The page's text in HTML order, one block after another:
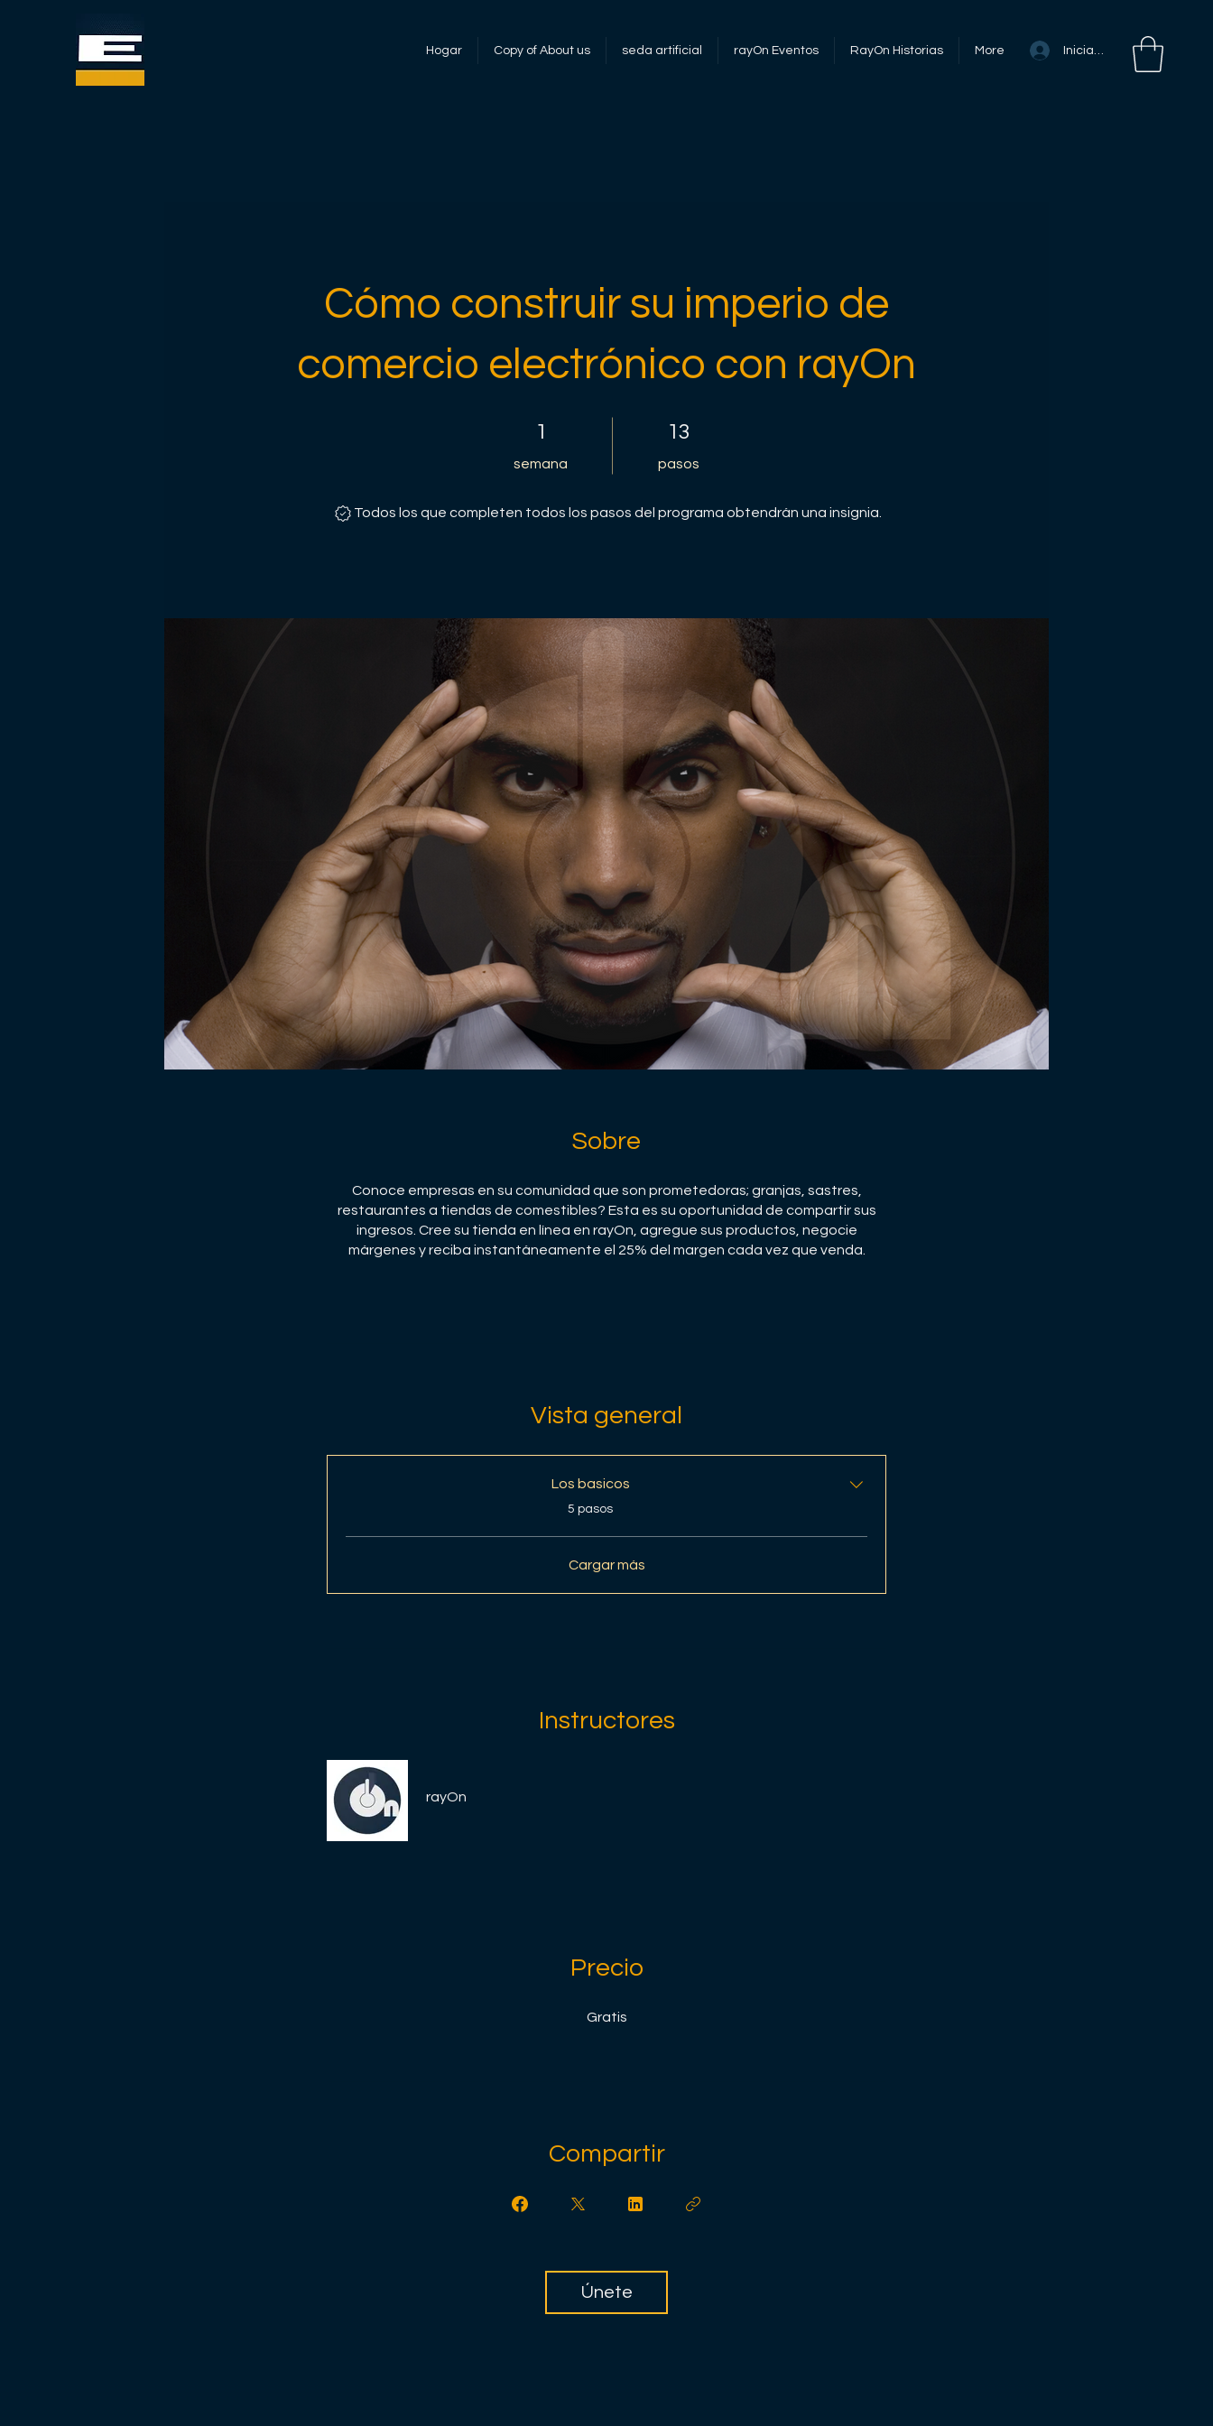
Iniciar sesión
Hogar Copy of About us seda artificial rayOn Eventos RayOn Historias More
Cómo construir su imperio de
comercio electrónico con rayOn
1
semana
1 semana 13
pasos
13 pasos
Todos los que completen todos los pasos del programa obtendrán una insignia.
Sobre
Conoce empresas en su comunidad que son prometedoras; granjas, sastres,
restaurantes a tiendas de comestibles? Esta es su oportunidad de compartir sus
ingresos. Cree su tienda en línea en rayOn, agregue sus productos, negocie
márgenes y reciba instantáneamente el 25% del margen cada vez que venda.
Vista general
Los basicos
.
5 pasos
Cargar más
Instructores
rayOn
Precio
Gratis
Compartir
Únete